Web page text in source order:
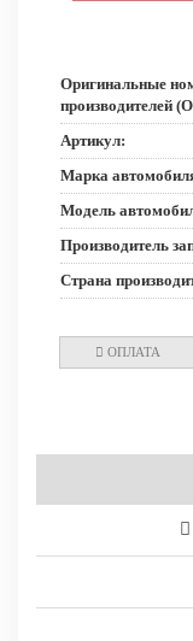
Оригинальные
производителей
Артикул:
Марка
Модель
Производитель
Страна
ОПЛАТА